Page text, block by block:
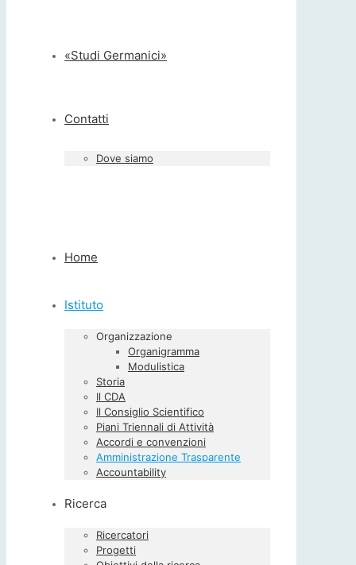
«Studi Germanici»
Contatti
Dove siamo
Home
Istituto
Organizzazione
Organigramma
Modulistica
Storia
Il CDA
Il Consiglio Scientifico
Piani Triennali di Attività
Accordi e convenzioni
Amministrazione Trasparente
Accountability
Ricerca
Ricercatori
Progetti